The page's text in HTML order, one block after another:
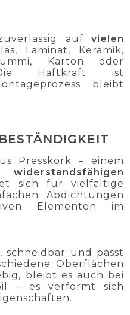
auf vielen
Laminat, Keramik,
Karton oder
Die Haftkraft ist
bleibt
Presskork – einem
sich für vielfältige
Abdichtungen
Elementen im
schneidbar und passt
Oberflächen
bleibt es auch bei
– es verformt sich